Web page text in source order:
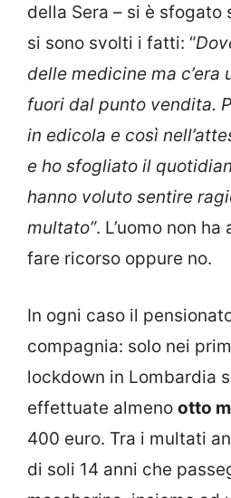
della Sera – si è sfogato
si sono svolti i fatti: “
delle medicine ma c’era
fuori dal punto vendita.
in edicola e così
e ho sfogliato il
hanno voluto sentire
multato”. L’uomo non
fare ricorso oppure no.
In ogni caso il
compagnia: solo nei
lockdown in Lombardia
effettuate almeno otto
400 euro. Tra i multati
di soli 14 anni che